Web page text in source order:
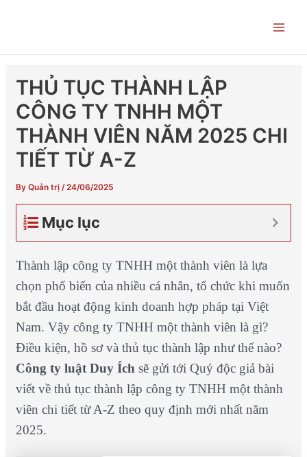
THỦ TỤC THÀNH LẬP
CÔNG TY TNHH MỘT
THÀNH VIÊN NĂM 2025 CHI
TIẾT TỪ A-Z
By Quản trị /24/06/2025
Mục lục
Thành lập công ty TNHH một thành viên là lựa
chọn phổ biến của nhiều cá nhân, tổ chức khi muốn
bắt đầu hoạt động kinh doanh hợp pháp tại Việt
Nam. Vậy công ty TNHH một thành viên là gì?
Điều kiện, hồ sơ và thủ tục thành lập như thế nào?
Công ty luật Duy Ích sẽ gửi tới Quý độc giả bài
viết về thủ tục thành lập công ty TNHH một thành
viên chi tiết từ A-Z theo quy định mới nhất năm
2025.